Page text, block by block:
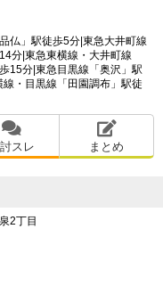
仏」駅徒歩5分|東急大井町線
分|東急東横線・大井町線
15分|東急目黒線「奥沢」駅
・目黒線「田園調布」駅徒
スレ まとめ
2丁目